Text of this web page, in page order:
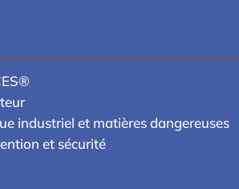
industriel et matières dangereuses
et sécurité